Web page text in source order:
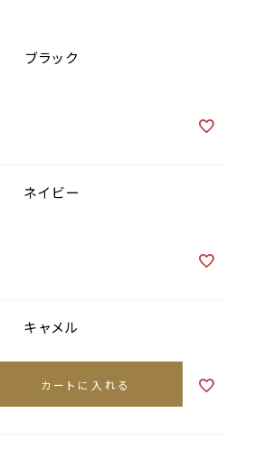
ブラック
ネイビー
キャメル
カートに入れる